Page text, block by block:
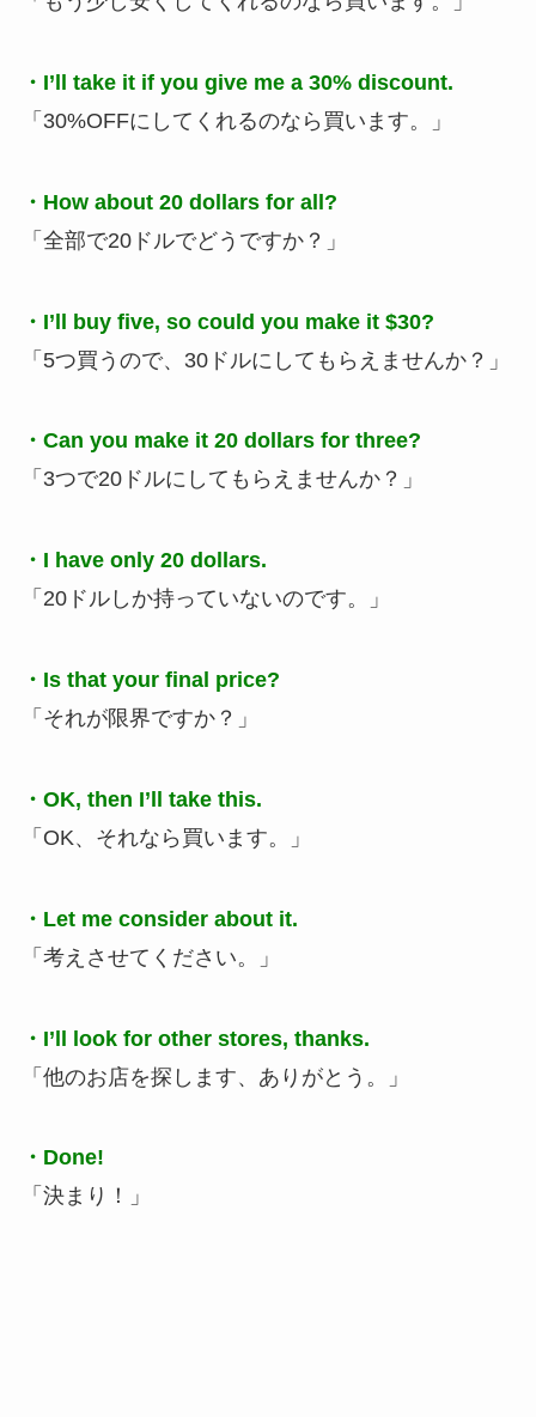
・I’ll take it if you give me a 30% discount.
「30%OFFにしてくれるのなら買います。」
・How about 20 dollars for all?
「全部で20ドルでどうですか？」
・I’ll buy five, so could you make it $30?
「5つ買うので、30ドルにしてもらえませんか？」
・Can you make it 20 dollars for three?
「3つで20ドルにしてもらえませんか？」
・I have only 20 dollars.
「20ドルしか持っていないのです。」
・Is that your final price?
「それが限界ですか？」
・OK, then I’ll take this.
「OK、それなら買います。」
・Let me consider about it.
「考えさせてください。」
・I’ll look for other stores, thanks.
「他のお店を探します、ありがとう。」
・Done!
「決まり！」